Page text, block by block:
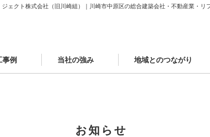
ェクト株式会社（旧川崎組）｜川崎市中原区の総合建築会社・不動産業・リ
事例
事例
アル施工事例
当社の強み 地域とのつながり
お知らせ